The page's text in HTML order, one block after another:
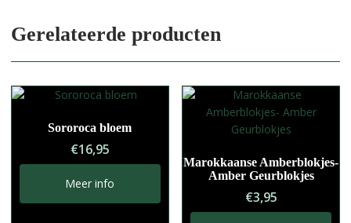
Gerelateerde producten
Sororoca bloem
€16,95
Meer info
Marokkaanse Amberblokjes-
Amber Geurblokjes
€3,95